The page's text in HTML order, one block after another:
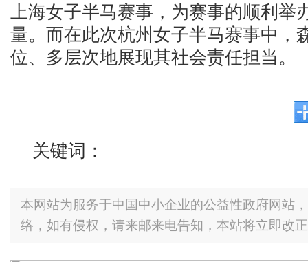
上海女子半马赛事，为赛事的顺利举
量。而在此次杭州女子半马赛事中，
位、多层次地展现其社会责任担当。
关键词：
本网站为服务于中国中小企业的公益性政府网站
络，如有侵权，请来邮来电告知，本站将立即改